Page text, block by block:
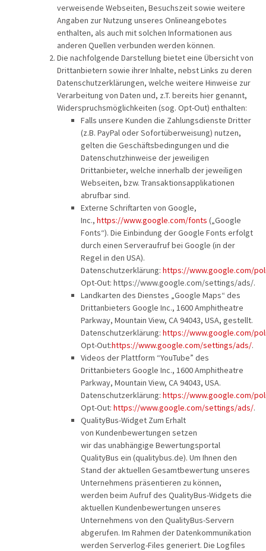
60plus Reisen
Advents-, Weihnachts- & Silvesterreisen
Adventsreisen
verweisende Webseiten, Besuchszeit sowie weitere
Angaben zur Nutzung unseres Onlineangebotes
enthalten, als auch mit solchen Informationen aus
anderen Quellen verbunden werden können.
Die nachfolgende Darstellung bietet eine Übersicht von
Drittanbietern sowie ihrer Inhalte, nebst Links zu deren
Datenschutzerklärungen, welche weitere Hinweise zur
Verarbeitung von Daten und, z.T. bereits hier genannt,
Widerspruchsmöglichkeiten (sog. Opt-Out) enthalten:
Falls unsere Kunden die Zahlungsdienste Dritter
(z.B. PayPal oder Sofortüberweisung) nutzen,
gelten die Geschäftsbedingungen und die
Datenschutzhinweise der jeweiligen
Drittanbieter, welche innerhalb der jeweiligen
Webseiten, bzw. Transaktionsapplikationen
abrufbar sind.
Externe Schriftarten von Google,
Inc., https://www.google.com/fonts („Google
Fonts“). Die Einbindung der Google Fonts erfolgt
durch einen Serveraufruf bei Google (in der
Regel in den USA).
Datenschutzerklärung: https://www.google.com/
Opt-Out: https://www.google.com/settings/ads/.
Landkarten des Dienstes „Google Maps“ des
Drittanbieters Google Inc., 1600 Amphitheatre
Parkway, Mountain View, CA 94043, USA, gestellt.
Datenschutzerklärung: https://www.google.com/
Opt-Out:https://www.google.com/settings/ads/.
Videos der Plattform “YouTube” des
Drittanbieters Google Inc., 1600 Amphitheatre
Parkway, Mountain View, CA 94043, USA.
Datenschutzerklärung: https://www.google.com/
Opt-Out: https://www.google.com/settings/ads/.
QualityBus-Widget Zum Erhalt
von Kundenbewertungen setzen
wir das unabhängige Bewertungsportal
QualityBus ein (qualitybus.de). Um Ihnen den
Stand der aktuellen Gesamtbewertung unseres
Unternehmens präsentieren zu können,
werden beim Aufruf des QualityBus-Widgets die
aktuellen Kundenbewertungen unseres
Unternehmens von den QualityBus-Servern
abgerufen. Im Rahmen der Datenkommunikation
werden Serverlog-Files generiert. Die Logfiles